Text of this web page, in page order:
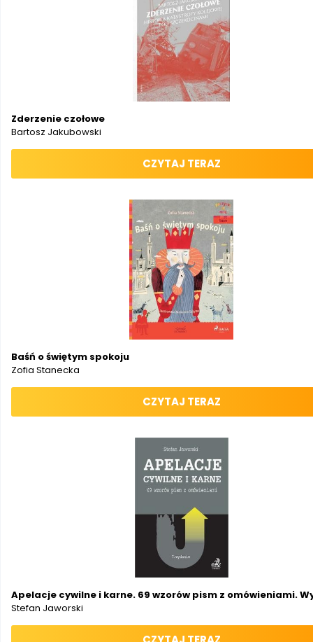
Zderzenie czołowe
Bartosz Jakubowski
CZYTAJ TERAZ
Baśń o świętym spokoju
Zofia Stanecka
CZYTAJ TERAZ
Apelacje cywilne i karne. 69 wzorów pism z omówieniami.
Stefan Jaworski